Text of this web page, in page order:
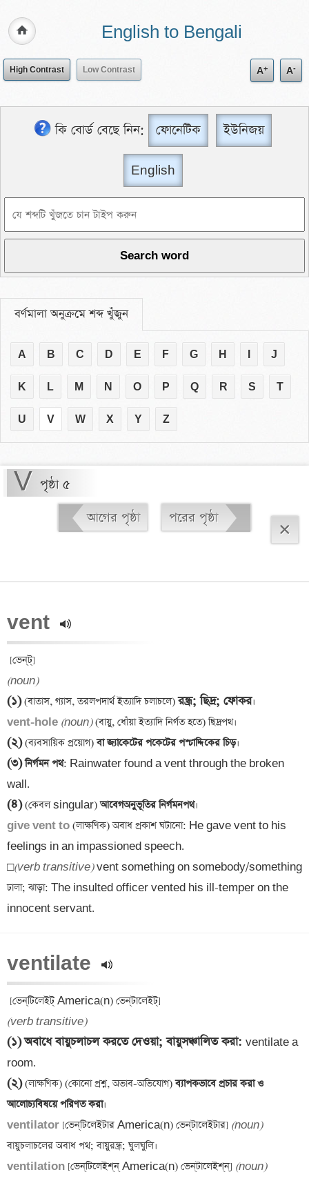
English to Bengali
High Contrast Low Contrast A+ A-
কি বোর্ড বেছে নিন: ফোনেটিক ইউনিজয়
English
বর্ণমালা অনুক্রমে শব্দ খুঁজুন
A B C D E F G H I J
K L M N O P Q R S T
U V W X Y Z
V পৃষ্ঠা ৫
আগের পৃষ্ঠা
পরের পৃষ্ঠা
×
vent
(noun)
(১) (বাতাস, গ্যাস, তরলপদার্থ ইত্যাদি চলাচলে) রন্ধ্র; ছিদ্র; ফোকর
vent-hole (noun)
(২) (ব্যবসায়িক প্রয়োগ) বা জ্যাকেটের পকেটের পশ্চাদ্দিকের চিড়
(৩) নির্গমন পথ: Rainwater found a vent through the broken
(৪) (কেবল singular) আবেগঅনুভূতির নির্গমনপথ
give vent to (লাক্ষণিক) অবাধ প্রকাশ ঘটানো: He gave vent to his
feelings in an impassioned speech.
□(verb transitive) vent something on somebody/something
ঢালা; ঝাড়া: The insulted officer vented his ill-temper on the
innocent servant.
ventilate
(verb transitive)
(১)অবাধে বায়ুচলাচল করতে দেওয়া; বায়ুসঞ্চালিত করা: ventilate a
(২) (লাক্ষণিক) (কোনো প্রশ্ন, অভাব-অভিযোগ) ব্যাপকভাবে প্রচার করা ও
আলোচ্যবিষয়ে পরিণত করা
ventilator
[ভেন্‌টিলেইটার America(n) ভেন্‌টালেইটার] (noun)
ventilation
[ভেন্‌টিলেইশ্‌ন্ America(n) ভেন্‌টালেইশ্‌ন্‌] (noun)